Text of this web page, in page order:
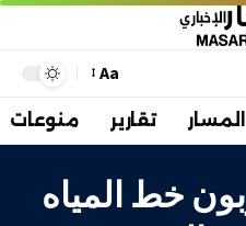
Aa
المسار تقارير منوعات
خط المياه